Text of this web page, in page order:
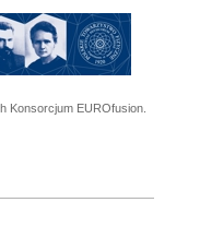
Konsorcjum EUROfusion.